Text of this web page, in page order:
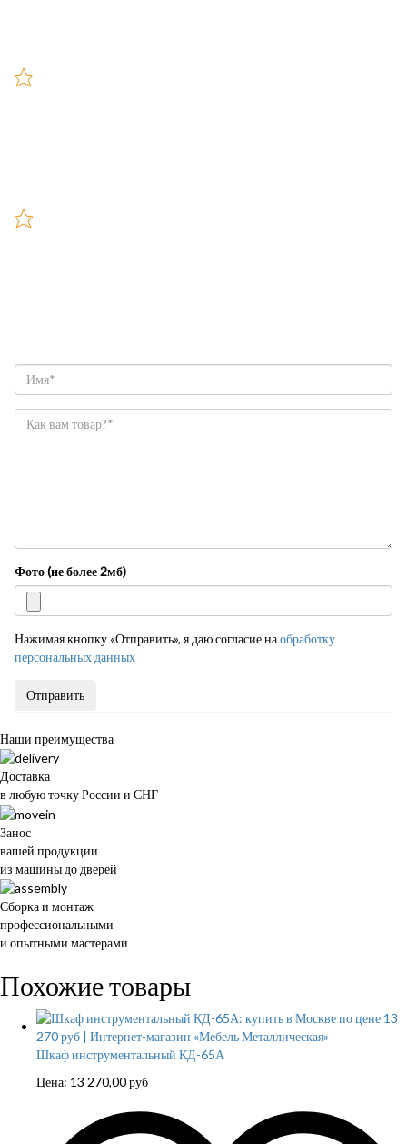
Фото (не более 2мб)
Нажимая кнопку «Отправить», я даю согласие наобработку
персональных данных
Отправить
Наши преимущества
Доставка
в любую точку России и СНГ
Занос
вашей продукции
из машины до дверей
Сборка и монтаж
профессиональными
и опытными мастерами
Похожие товары
Шкаф инструментальный КД-65А
Цена: 13 270,00руб